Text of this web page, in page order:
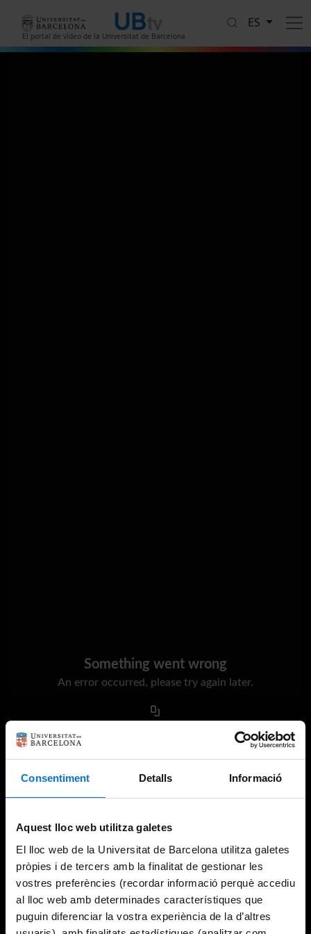
Consentiment Detalls Informació
Aquest lloc web utilitza galetes
El lloc web de la Universitat de Barcelona utilitza galetes
pròpies i de tercers amb la finalitat de gestionar les
vostres preferències (recordar informació perquè accediu
al lloc web amb determinades característiques que
puguin diferenciar la vostra experiència de la d’altres
El portal de vídeo de la Universitat de Barcelona
ES
Something went wrong
An error occurred, please try again later.